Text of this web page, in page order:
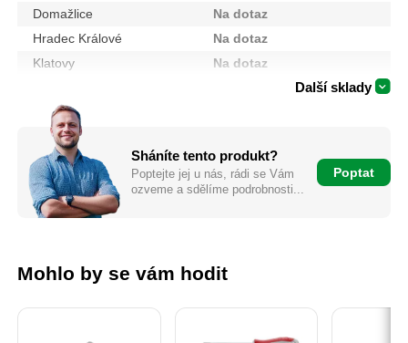
Domažlice
Na dotaz
Hradec Králové
Na dotaz
Klatovy
Na dotaz
Další sklady
Sháníte tento produkt?
Poptejte jej u nás, rádi se Vám
ozveme a sdělíme podrobnosti...
Poptat
Mohlo by se vám hodit